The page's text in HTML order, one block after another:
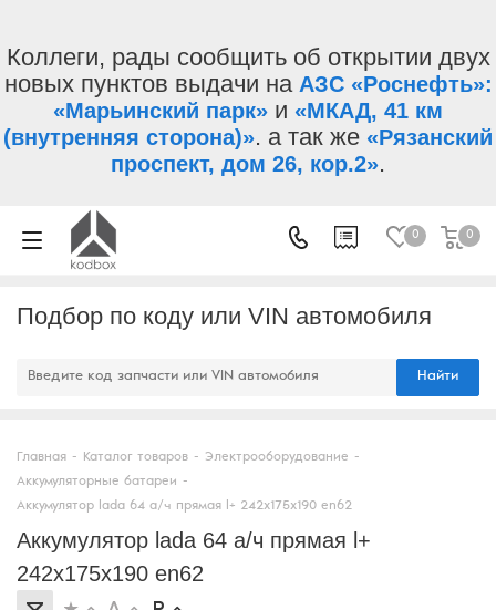
Коллеги, рады сообщить об открытии двух
новых пунктов выдачи на АЗС «Роснефть»:
«Марьинский парк» и «МКАД, 41 км
(внутренняя сторона)». а так же «Рязанский
проспект, дом 26, кор.2».
0 0
Подбор по коду или VIN автомобиля
Найти
Главная - Каталог товаров - Электрооборудование -
Аккумуляторные батареи -
Аккумулятор lada 64 а/ч прямая l+ 242x175x190 en62
Аккумулятор lada 64 а/ч прямая l+
242x175x190 en62